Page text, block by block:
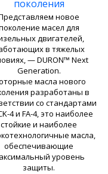
поколения
новое
масел для
двигателей,
в тяжелых
— DURON™ Next
Generation.
масла нового
разработаны в
со стандартами
4 и FA-4, это наиболее
стойкие и наиболее
масла,
обеспечивающие
уровень
защиты.